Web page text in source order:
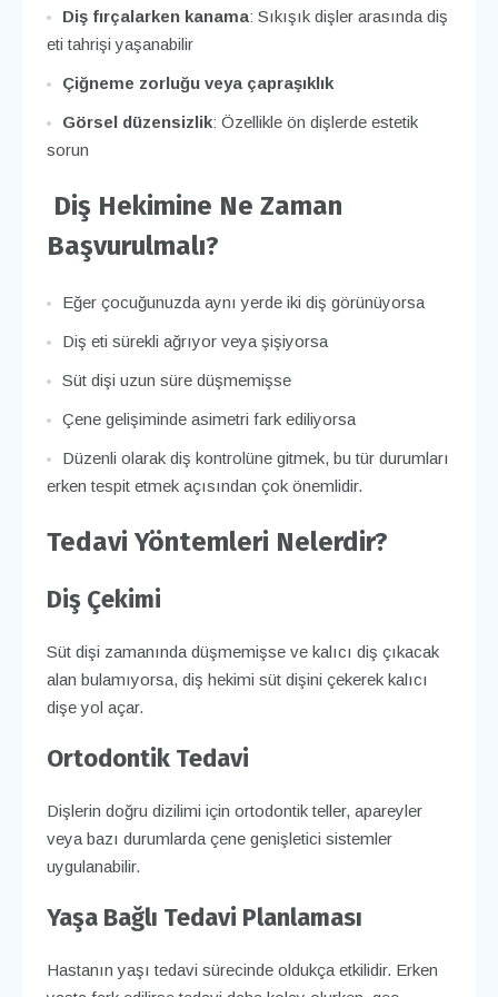
Diş fırçalarken kanama: Sıkışık dişler arasında diş
eti tahrişi yaşanabilir
Çiğneme zorluğu veya çapraşıklık
Görsel düzensizlik: Özellikle ön dişlerde estetik
sorun
Diş Hekimine Ne Zaman
Başvurulmalı?
Eğer çocuğunuzda aynı yerde iki diş görünüyorsa
Diş eti sürekli ağrıyor veya şişiyorsa
Süt dişi uzun süre düşmemişse
Çene gelişiminde asimetri fark ediliyorsa
Düzenli olarak diş kontrolüne gitmek, bu tür durumları
erken tespit etmek açısından çok önemlidir.
Tedavi Yöntemleri Nelerdir?
Diş Çekimi
Süt dişi zamanında düşmemişse ve kalıcı diş çıkacak
alan bulamıyorsa, diş hekimi süt dişini çekerek kalıcı
dişe yol açar.
Ortodontik Tedavi
Dişlerin doğru dizilimi için ortodontik teller, apareyler
veya bazı durumlarda çene genişletici sistemler
uygulanabilir.
Yaşa Bağlı Tedavi Planlaması
Hastanın yaşı tedavi sürecinde oldukça etkilidir. Erken